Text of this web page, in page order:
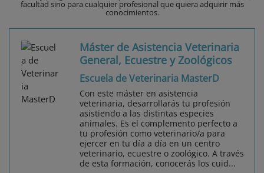
facultad sino para cualquier profesional que quiera adquirir más
conocimientos.
Máster de Asistencia Veterinaria
General, Ecuestre y Zoológicos
Escuela de Veterinaria MasterD
Con este máster en asistencia
veterinaria, desarrollarás tu profesión
asistiendo a las distintas especies
animales. Es el complemento perfecto a
tu profesión como veterinario/a para
ejercer en tu día a día en un centro
veterinario, ecuestre o zoológico. A través
de esta formación, conocerás los cuid...